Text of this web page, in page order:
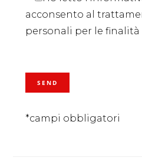
acconsento al
personali per le finalità
*campi obbligatori